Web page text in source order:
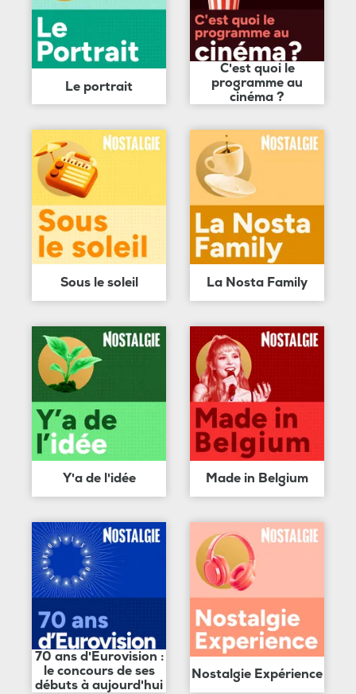
Le portrait
C'est quoi le
programme au
cinéma ?
Sous le soleil La Nosta Family
Y'a de l'idée Made in Belgium
70 ans d'Eurovision :
le concours de ses
débuts à aujourd'hui
Nostalgie Expérience